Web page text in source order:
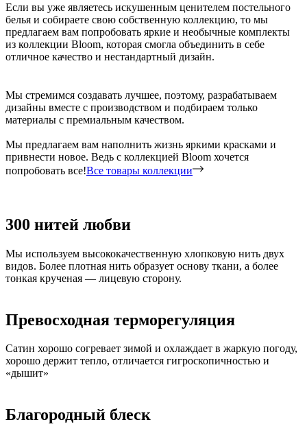
Если вы уже являетесь искушенным ценителем постельного
белья и собираете свою собственную коллекцию, то мы
предлагаем вам попробовать яркие и необычные комплекты
из коллекции Bloom, которая смогла объединить в себе
отличное качество и нестандартный дизайн.
Мы стремимся создавать лучшее, поэтому, разрабатываем
дизайны вместе с производством и подбираем только
материалы с премиальным качеством.
Мы предлагаем вам наполнить жизнь яркими красками и
привнести новое. Ведь с коллекцией Bloom хочется
попробовать все!Все товары коллекции
300 нитей любви
Мы используем высококачественную хлопковую нить двух
видов. Более плотная нить образует основу ткани, а более
тонкая крученая — лицевую сторону.
Превосходная терморегуляция
Сатин хорошо согревает зимой и охлаждает в жаркую погоду,
хорошо держит тепло, отличается гигроскопичностью и
«дышит»
Благородный блеск